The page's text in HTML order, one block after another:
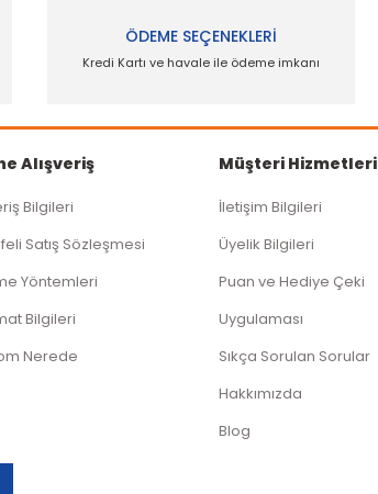
Gönder
ÖDEME SEÇENEKLERİ
Kredi Kartı ve havale ile ödeme imkanı
Alışveriş
Bilgileri
Satış Sözleşmesi
Yöntemleri
Bilgileri
Nerede
Müşteri Hizmetleri
İletişim Bilgileri
Üyelik Bilgileri
Puan ve Hediye Çeki
Uygulaması
Sıkça Sorulan Sorular
Hakkımızda
Blog